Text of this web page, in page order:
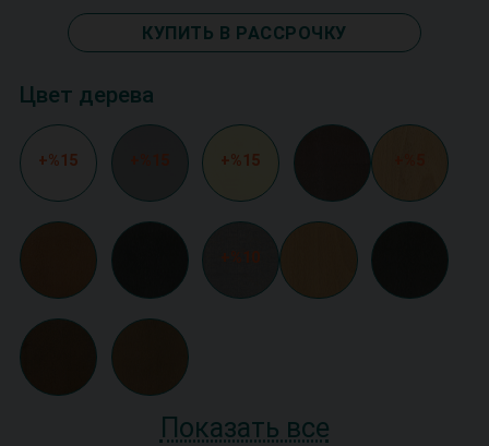
КУПИТЬ В РАССРОЧКУ
Цвет дерева
+%15 +%15
Показать все